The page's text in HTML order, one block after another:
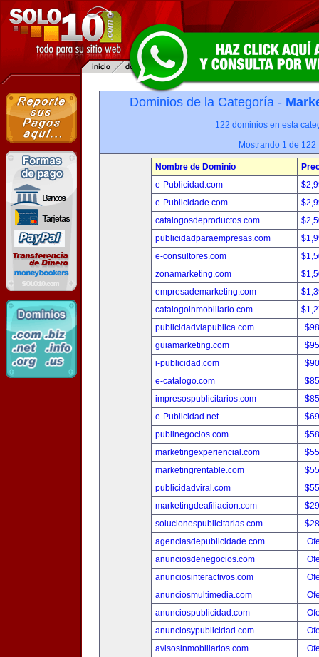
Dominios de la Categoría -
122 dominios en esta
Mostrando 1 de 122
Nombre de Dominio
e-Publicidad.com
e-Publicidade.com
catalogosdeproductos.com
publicidadparaempresas.com
e-consultores.com
zonamarketing.com
empresademarketing.com
catalogoinmobiliario.com
publicidadviapublica.com
guiamarketing.com
i-publicidad.com
e-catalogo.com
impresospublicitarios.com
e-Publicidad.net
publinegocios.com
marketingexperiencial.com
marketingrentable.com
publicidadviral.com
marketingdeafiliacion.com
solucionespublicitarias.com
agenciasdepublicidade.com
anunciosdenegocios.com
anunciosinteractivos.com
anunciosmultimedia.com
anunciospublicidad.com
anunciosypublicidad.com
avisosinmobiliarios.com